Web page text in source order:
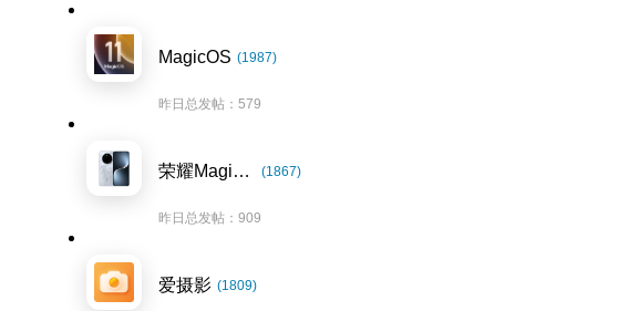
MagicOS (1987)
昨日总发帖：579
荣耀Magic7系列 (1867)
昨日总发帖：909
爱摄影 (1809)